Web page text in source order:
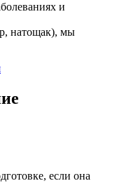
и
натощак), мы
если она